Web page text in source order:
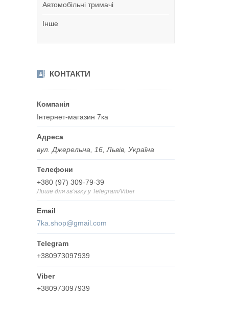
Автомобільні тримачі
Інше
КОНТАКТИ
Інтернет-магазин 7ка
вул. Джерельна, 16, Львів, Україна
+380 (97) 309-79-39
Лише для звʼязку у Telegram/Viber
7ka.shop@gmail.com
+380973097939
+380973097939